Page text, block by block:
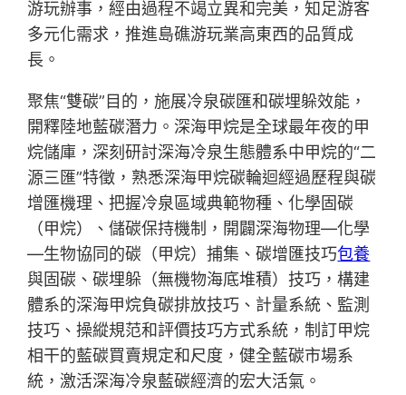
游玩辦事，經由過程不竭立異和完美，知足游客
多元化需求，推進島礁游玩業高東西的品質成
長。
聚焦“雙碳”目的，施展冷泉碳匯和碳埋躲效能，
開釋陸地藍碳潛力。深海甲烷是全球最年夜的甲
烷儲庫，深刻研討深海冷泉生態體系中甲烷的“二
源三匯”特徵，熟悉深海甲烷碳輪迴經過歷程與碳
增匯機理、把握冷泉區域典範物種、化學固碳
（甲烷）、儲碳保持機制，開闢深海物理—化學
—生物協同的碳（甲烷）捕集、碳增匯技巧包養
與固碳、碳埋躲（無機物海底堆積）技巧，構建
體系的深海甲烷負碳排放技巧、計量系統、監測
技巧、操縱規范和評價技巧方式系統，制訂甲烷
相干的藍碳買賣規定和尺度，健全藍碳市場系
統，激活深海冷泉藍碳經濟的宏大活氣。